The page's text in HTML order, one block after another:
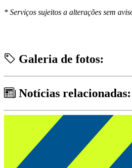
* Serviços sujeitos a alterações sem
Galeria de fotos:
Notícias relacionadas: